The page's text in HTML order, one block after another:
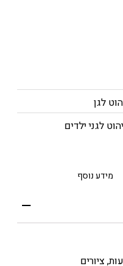
לגן
לגני ילדים
מידע נוסף
ציורים